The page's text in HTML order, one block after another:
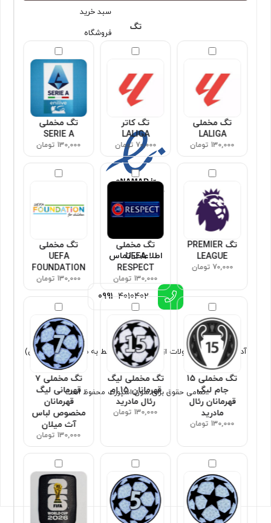
تگ
تگ مخملی
LALIGA
130,000 تومان
تگ کاتر
LALIGA
70,000 تومان
تگ مخملی
SERIE A
130,000 تومان
تگ PREMIER
LEAGUE
70,000 تومان
تگ مخملی
UEFA
RESPECT
130,000 تومان
تگ مخملی
UEFA
FOUNDATION
130,000 تومان
تگ مخملی 15
جام لیگ
قهرمانان رئال
مادرید
130,000 تومان
تگ مخملی لیگ
قهرمانان 15 ام
رئال مادرید
130,000 تومان
تگ مخملی ۷
قهرمانی لیگ
قهرمانان
مخصوص لباس
آث میلان
130,000 تومان
سبد خرید
فروشگاه
مجوزها
اطلاعات تماس
0991 4010402
آدرس : ارسال محصولات از تهران (فروش فقط به صورت غیر حضوری)
تمامی حقوق برای سون اسپورت محفوظ است